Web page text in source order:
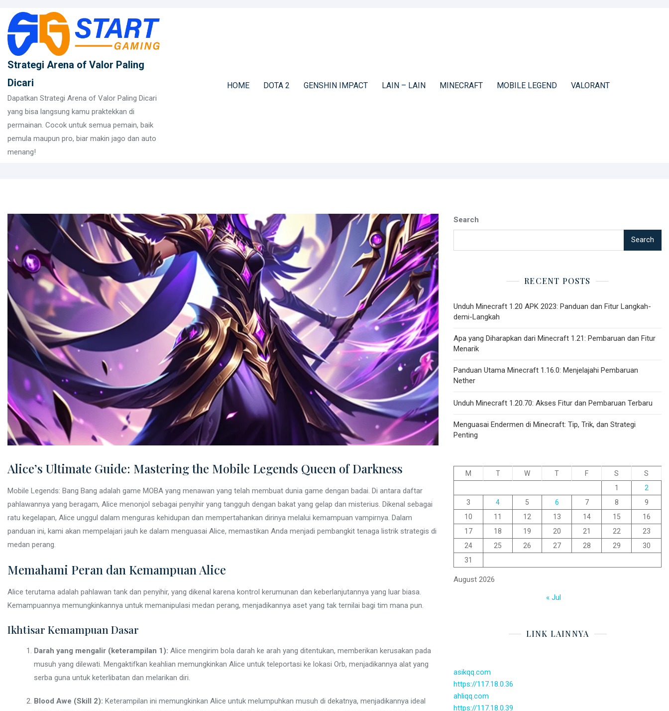
content
Strategi Arena of Valor Paling
Dicari
Dapatkan Strategi Arena of Valor Paling Dicari
yang bisa langsung kamu praktekkan di
permainan. Cocok untuk semua pemain, baik
pemula maupun pro, biar makin jago dan auto
menang!
HOME DOTA 2 GENSHIN IMPACT LAIN – LAIN MINECRAFT MOBILE LEGEND VALORANT
Alice’s Ultimate Guide: Mastering the Mobile Legends Queen of Darkness
Mobile Legends: Bang Bang adalah game MOBA yang menawan yang telah membuat dunia game dengan badai. Di antara daftar
pahlawannya yang beragam, Alice menonjol sebagai penyihir yang tangguh dengan bakat yang gelap dan misterius. Dikenal sebagai
ratu kegelapan, Alice unggul dalam menguras kehidupan dan mempertahankan dirinya melalui kemampuan vampirnya. Dalam
panduan ini, kami akan mempelajari jauh ke dalam menguasai Alice, memastikan Anda menjadi pembangkit tenaga listrik strategis di
medan perang.
Memahami Peran dan Kemampuan Alice
Alice terutama adalah pahlawan tank dan penyihir, yang dikenal karena kontrol kerumunan dan keberlanjutannya yang luar biasa.
Kemampuannya memungkinkannya untuk memanipulasi medan perang, menjadikannya aset yang tak ternilai bagi tim mana pun.
Ikhtisar Kemampuan Dasar
Darah yang mengalir (keterampilan 1): Alice mengirim bola darah ke arah yang ditentukan, memberikan kerusakan pada
musuh yang dilewati. Mengaktifkan keahlian memungkinkan Alice untuk teleportasi ke lokasi Orb, menjadikannya alat yang
serba guna untuk keterlibatan dan melarikan diri.
Blood Awe (Skill 2): Keterampilan ini memungkinkan Alice untuk melumpuhkan musuh di dekatnya, menjadikannya ideal
Search
Search
RECENT POSTS
Unduh Minecraft 1.20 APK 2023: Panduan dan Fitur Langkah-
demi-Langkah
Apa yang Diharapkan dari Minecraft 1.21: Pembaruan dan Fitur
Menarik
Panduan Utama Minecraft 1.16.0: Menjelajahi Pembaruan
Nether
Unduh Minecraft 1.20.70: Akses Fitur dan Pembaruan Terbaru
Menguasai Endermen di Minecraft: Tip, Trik, dan Strategi
Penting
August 2026
M T W T F S
S
1
2
3
4 5 6 7 8
9
10
11 12 13 14 15
16
17
18 19 20 21 22
23
24
25 26 27 28 29
30
31
« Jul
LINK LAINNYA
asikqq.com
https://117.18.0.36
ahliqq.com
https://117.18.0.39